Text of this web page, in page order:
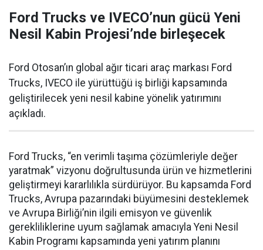
Ford Trucks ve IVECO’nun gücü Yeni
Nesil Kabin Projesi’nde birleşecek
Ford Otosan’ın global ağır ticari araç markası Ford
Trucks, IVECO ile yürüttüğü iş birliği kapsamında
geliştirilecek yeni nesil kabine yönelik yatırımını
açıkladı.
Ford Trucks, “en verimli taşıma çözümleriyle değer
yaratmak” vizyonu doğrultusunda ürün ve hizmetlerini
geliştirmeyi kararlılıkla sürdürüyor. Bu kapsamda Ford
Trucks, Avrupa pazarındaki büyümesini desteklemek
ve Avrupa Birliği’nin ilgili emisyon ve güvenlik
gerekliliklerine uyum sağlamak amacıyla Yeni Nesil
Kabin Programı kapsamında yeni yatırım planını